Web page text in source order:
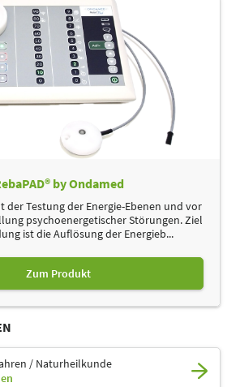
by Ondamed
der Testung der Energie-Ebenen und vor
psychoenergetischer Störungen. Ziel
ist die Auflösung der Energieb...
Zum Produkt
/ Naturheilkunde